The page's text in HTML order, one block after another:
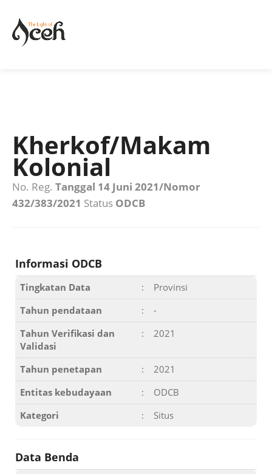
Kherkof/Makam
Kolonial
No. Reg. Tanggal 14 Juni 2021/Nomor
432/383/2021 Status ODCB
Informasi ODCB
Tingkatan Data :
Provinsi
Tahun pendataan
:
-
Tahun Verifikasi dan
Validasi
: 2021
Tahun penetapan :
2021
Entitas kebudayaan
:
ODCB
Kategori
: Situs
Data Benda